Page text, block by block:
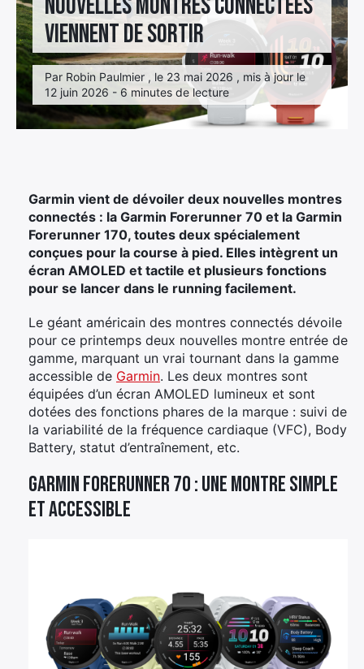
viennent de sortir
Par Robin Paulmier , le 23 mai 2026 , mis à jour le
12 juin 2026 - 6 minutes de lecture
Garmin vient de dévoiler deux nouvelles montres
connectés : la Garmin Forerunner 70 et la Garmin
Forerunner 170, toutes deux spécialement
conçues pour la course à pied. Elles intègrent un
écran AMOLED et tactile et plusieurs fonctions
pour se lancer dans le running facilement.
Le géant américain des montres connectés dévoile
pour ce printemps deux nouvelles montre entrée de
gamme, marquant un vrai tournant dans la gamme
accessible de Garmin. Les deux montres sont
équipées d’un écran AMOLED lumineux et sont
dotées des fonctions phares de la marque : suivi de
la variabilité de la fréquence cardiaque (VFC), Body
Battery, statut d’entraînement, etc.
Garmin Forerunner 70 : une montre simple
et accessible